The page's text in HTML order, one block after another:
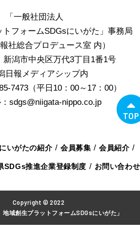
TOP
「一般社団法人
フォームSDGsにいがた」事務局
報社総合プロデュース室 内）
潟市中央区万代3丁目1番1号
日報メディアシップ内
7473（平日10：00～17：00）
sdgs@niigata-nippo.co.jp
いがたの紹介 会員募集 会員紹介
SDGs推進企業登録制度 お問い合わせ
Copyright © 2022
域創生プラットフォームSDGsにいがた」